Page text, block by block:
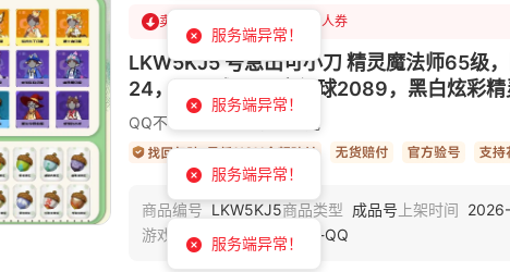
卖家已降350 可领￥1200新人券
LKW5KJ5 号急出可小刀 精灵魔法师65级
24，国王球86，高级球2089，黑白炫彩
QQ不可二次实名
商品编号 LKW5KJ5商品类型 成品号 上架时间
游戏区服 洛克王国：世界-QQ
服务端异常！
服务端异常！
服务端异常！
服务端异常！